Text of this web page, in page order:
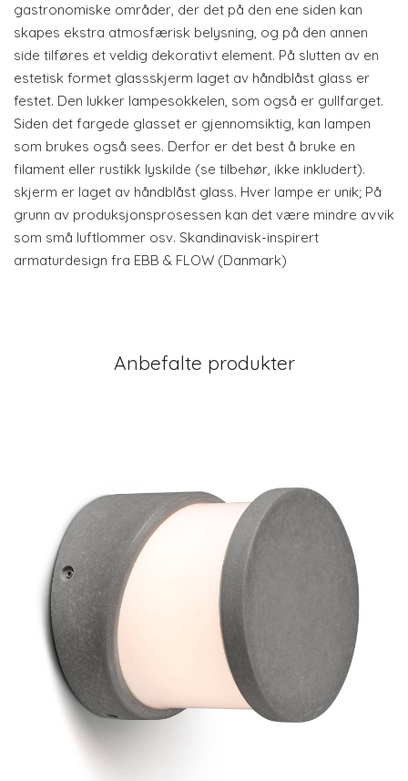
gastronomiske områder, der det på den ene siden kan
skapes ekstra atmosfærisk belysning, og på den annen
side tilføres et veldig dekorativt element. På slutten av en
estetisk formet glassskjerm laget av håndblåst glass er
festet. Den lukker lampesokkelen, som også er gullfarget.
Siden det fargede glasset er gjennomsiktig, kan lampen
som brukes også sees. Derfor er det best å bruke en
filament eller rustikk lyskilde (se tilbehør, ikke inkludert).
skjerm er laget av håndblåst glass. Hver lampe er unik; På
grunn av produksjonsprosessen kan det være mindre avvik
som små luftlommer osv. Skandinavisk-inspirert
armaturdesign fra EBB & FLOW (Danmark)
Anbefalte produkter